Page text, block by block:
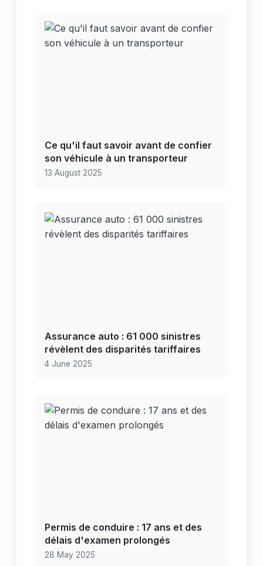
Ce qu'il faut savoir avant de confier
son véhicule à un transporteur
13 August 2025
Assurance auto : 61 000 sinistres
révèlent des disparités tariffaires
4 June 2025
Permis de conduire : 17 ans et des
délais d'examen prolongés
28 May 2025